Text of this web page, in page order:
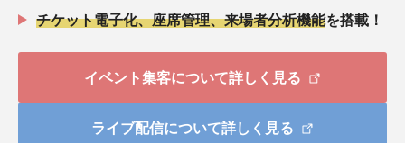
チケット電子化、座席管理、来場者分析機能を搭載！
イベント集客について詳しく見る
ライブ配信について詳しく見る